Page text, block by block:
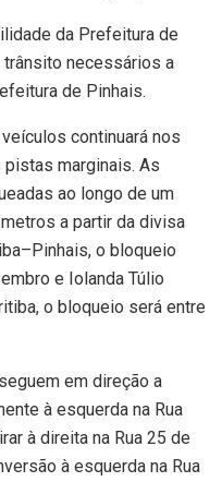
da Prefeitura de
necessários a
de Pinhais.
continuará nos
marginais. As
ao longo de um
a partir da divisa
o bloqueio
e Iolanda Túlio
o bloqueio será entre
em direção a
à esquerda na Rua
à direita na Rua 25 de
à esquerda na Rua